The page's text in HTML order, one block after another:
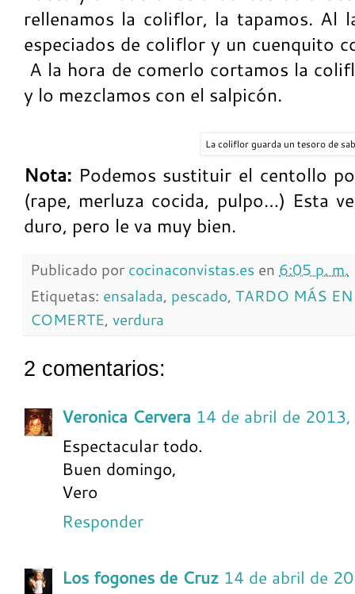
rellenamos la coliflor, la tapamos. Al
especiados de coliflor y un cuenquito
A la hora de comerlo cortamos la
y lo mezclamos con el salpicón.
La coliflor guarda un tesoro de
Nota: Podemos sustituir el centollo
(rape, merluza cocida, pulpo…) Esta
duro, pero le va muy bien.
Publicado por cocinaconvistas.es en 6:05 p. m.
Etiquetas: ensalada, pescado, TARDO MÁS
COMERTE, verdura
2 comentarios:
Veronica Cervera 14 de abril de
Espectacular todo.
Buen domingo,
Vero
Responder
Los fogones de Cruz 14 de abril de